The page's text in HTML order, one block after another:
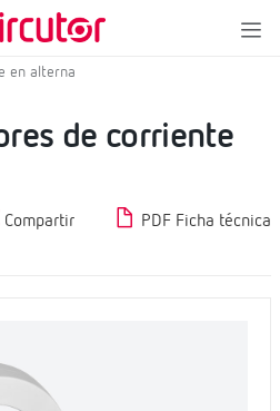
en alterna
de corriente
Compartir PDF Ficha técnica